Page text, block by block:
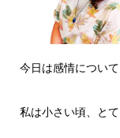
今日は感情について
私は小さい頃、と